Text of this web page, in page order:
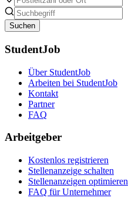
Suchen
StudentJob
Über StudentJob
Arbeiten bei StudentJob
Kontakt
Partner
FAQ
Arbeitgeber
Kostenlos registrieren
Stellenanzeige schalten
Stellenanzeigen optimieren
FAQ für Unternehmer